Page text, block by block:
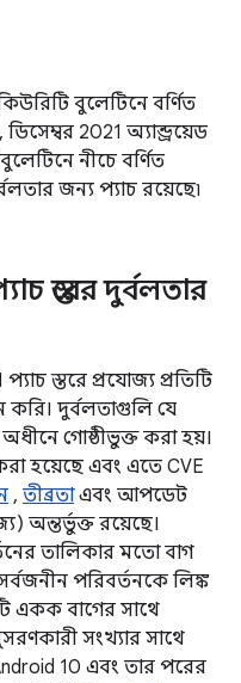
বুলেটিনে বর্ণিত
2021 অ্যান্ড্রয়েড
নীচে বর্ণিত
জন্য প্যাচ রয়েছে৷
স্তরের দুর্বলতার
স্তরে প্রযোজ্য প্রতিটি
করি। দুর্বলতাগুলি যে
গোষ্ঠীভুক্ত করা হয়।
হয়েছে এবং এতে CVE
, তীব্রতাএবং আপডেট
অন্তর্ভুক্ত রয়েছে।
তালিকার মতো বাগ
পরিবর্তনকে লিঙ্ক
একক বাগের সাথে
সংখ্যার সাথে
10 এবং তার পরের